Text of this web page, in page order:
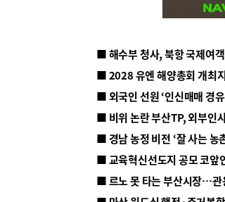
■ 해수부 청사, 북항 국제여
■ 2028 유엔 해양총회 개최
■ 외국인 선원 ‘인신매매 경
■ 비위 논란 부산TP, 외부인
■ 르노 못 타는 부산시장…관